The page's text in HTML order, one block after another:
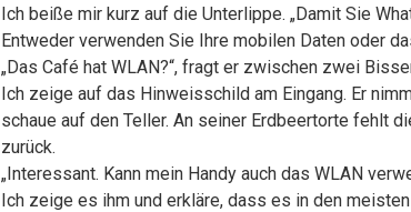
Ich beiße mir kurz auf die Unterlippe. „Damit Sie
Entweder verwenden Sie Ihre mobilen Daten oder
„Das Café hat WLAN?“, fragt er zwischen zwei
Ich zeige auf das Hinweisschild am Eingang. Er
schaue auf den Teller. An seiner Erdbeertorte fehlt
zurück.
„Interessant. Kann mein Handy auch das WLAN
Ich zeige es ihm und erkläre, dass es in den